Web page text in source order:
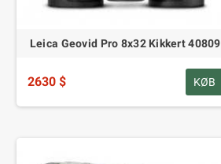
Leica Geovid Pro 8x32 Kikkert 40809
2630 $ KØB